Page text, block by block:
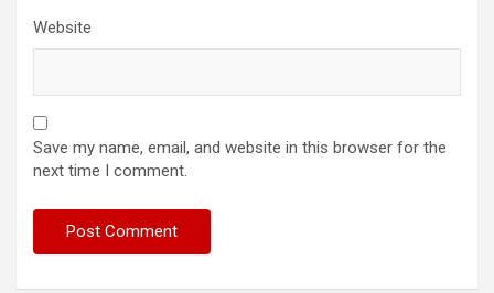
Website
Save my name, email, and website in this browser for the
next time I comment.